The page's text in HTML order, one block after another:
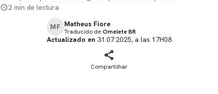
2 min de lectura
MF Matheus Fiore
Traducido deOmelete BR
Actualizado en 31.07.2025, a las 17H08
Compartilhar